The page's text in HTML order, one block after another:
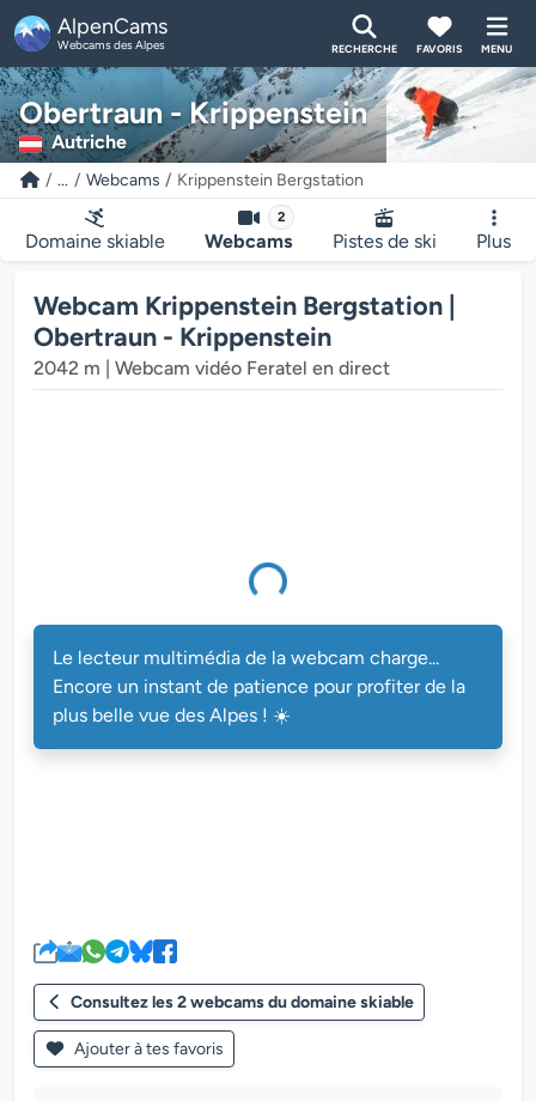
AlpenCams
Webcams des Alpes RECHERCHE FAVORIS MENU
Obertraun - Krippenstein
Autriche
... Webcams Krippenstein Bergstation
Domaine skiable
2
Webcams Pistes de ski Plus
Webcam Krippenstein Bergstation |
Obertraun - Krippenstein
2042 m | Webcam vidéo Feratel en direct
de la webcam charge...
Le lecteur multimédia de la webcam charge...
Encore un instant de patience pour profiter de la
plus belle vue des Alpes ! ☀️
Consultez les 2 webcams du domaine skiable
Ajouter à tes favoris